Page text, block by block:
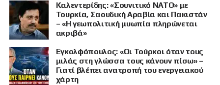
Καλεντερίδης: «Σουνιτικό ΝΑΤΟ» με
Τουρκία, Σαουδική Αραβία και Πακιστάν
– «Η γεωπολιτική μυωπία πληρώνεται
ακριβά»
Εγκολφόπουλος: «Οι Τούρκοι όταν τους
μιλάς στη γλώσσα τους κάνουν πίσω» –
Γιατί βλέπει ανατροπή του ενεργειακού
χάρτη